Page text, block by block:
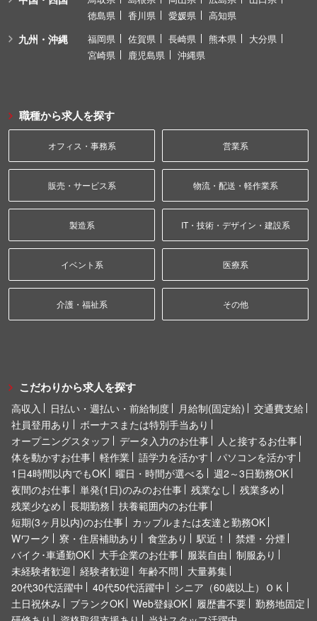
徳島県
香川県 愛媛県 高知県
九州・沖縄 福岡県 佐賀県 長崎県 熊本県
大分県
宮崎県
鹿児島県 沖縄県
職種から求人を探す
オフィス・事務系 営業系
販売・サービス系 物流・配送・軽作業系
製造系 IT・技術・デザイン・建設系
イベント系 医療系
介護・福祉系 その他
こだわりから求人を探す
高収入 日払い・週払い・前給制度 月給制(固定給)
交通費支給
社員登用あり
ボーナスまたは特別手当あり
オープニングスタッフ
データ入力のお仕事
人と接するお仕事
体を動かすお仕事
軽作業 語学力を活かす
パソコンを活かす
1日4時間以内でもOK
曜日・時間が選べる
週2～3日勤務OK
夜間のお仕事
単発(1日)のみのお仕事 残業なし
残業多め
残業少なめ
長期勤務
扶養範囲内のお仕事
短期(3ヶ月以内)のお仕事
カップルまたは友達と勤務OK
Wワーク
寮・住居補助あり 食堂あり 駅近！
禁煙・分煙
バイク･車通勤OK
大手企業のお仕事 服装自由
制服あり
未経験者歓迎
経験者歓迎 年齢不問
大量募集
20代30代活躍中
40代50代活躍中
シニア（60歳以上）ＯＫ
土日祝休み
ブランクOK Web登録OK 履歴書不要
勤務地固定